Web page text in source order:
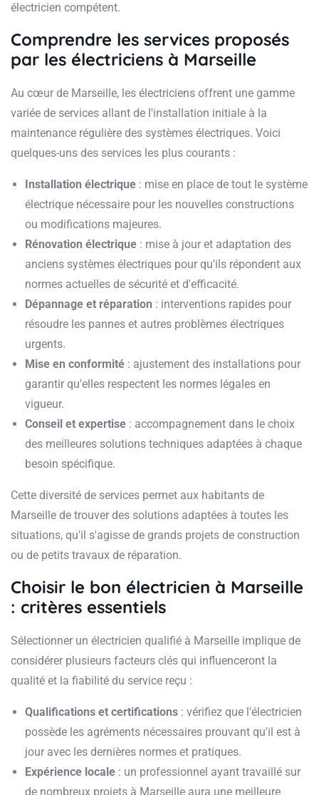
électricien compétent.
Comprendre les services proposés
par les électriciens à Marseille
Au cœur de Marseille, les électriciens offrent une gamme
variée de services allant de l'installation initiale à la
maintenance régulière des systèmes électriques. Voici
quelques-uns des services les plus courants :
Installation électrique : mise en place de tout le système
électrique nécessaire pour les nouvelles constructions
ou modifications majeures.
Rénovation électrique : mise à jour et adaptation des
anciens systèmes électriques pour qu'ils répondent aux
normes actuelles de sécurité et d'efficacité.
Dépannage et réparation : interventions rapides pour
résoudre les pannes et autres problèmes électriques
urgents.
Mise en conformité : ajustement des installations pour
garantir qu'elles respectent les normes légales en
vigueur.
Conseil et expertise : accompagnement dans le choix
des meilleures solutions techniques adaptées à chaque
besoin spécifique.
Cette diversité de services permet aux habitants de
Marseille de trouver des solutions adaptées à toutes les
situations, qu'il s'agisse de grands projets de construction
ou de petits travaux de réparation.
Choisir le bon électricien à Marseille
: critères essentiels
Sélectionner un électricien qualifié à Marseille implique de
considérer plusieurs facteurs clés qui influenceront la
qualité et la fiabilité du service reçu :
Qualifications et certifications : vérifiez que l'électricien
possède les agréments nécessaires prouvant qu'il est à
jour avec les dernières normes et pratiques.
Expérience locale : un professionnel ayant travaillé sur
de nombreux projets à Marseille aura une meilleure